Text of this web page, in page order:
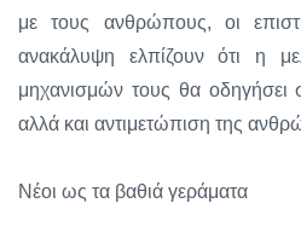
με τους ανθρώπους, οι
ανακάλυψη ελπίζουν ότι η
μηχανισμών τους θα οδηγήσει
αλλά και αντιμετώπιση της
Νέοι ως τα βαθιά γεράματα